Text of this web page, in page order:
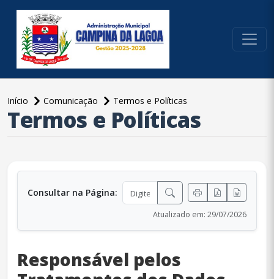
Início Comunicação
Termos e Políticas
conteúdo principal
Termos e Políticas
Consultar na Página:
Atualizado em: 29/07/2026
Responsável pelos